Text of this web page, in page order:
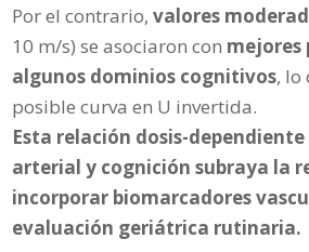
Por el contrario,valores
10 m/s) se asociaron con mejores
algunos dominios cognitivos, lo
posible curva en U invertida.
Esta relación dosis-
arterial y cognición subraya la
incorporar biomarcadores
evaluación geriátrica rutinaria.